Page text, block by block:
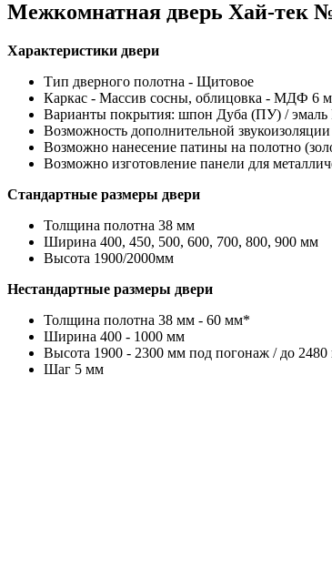
Межкомнатная дверь Хай-тек
Характеристики двери
Тип дверного полотна - Щитовое
Каркас - Массив сосны, облицовка - МДФ 6
Варианты покрытия: шпон Дуба (ПУ) / эмаль
Возможность дополнительной
Возможно нанесение патины на полотно
Возможно изготовление панели для
Стандартные размеры двери
Толщина полотна 38 мм
Ширина 400, 450, 500, 600, 700, 800, 900 мм
Высота 1900/2000мм
Нестандартные размеры двери
Толщина полотна 38 мм - 60 мм*
Ширина 400 - 1000 мм
Высота 1900 - 2300 мм под погонаж / до
Шаг 5 мм